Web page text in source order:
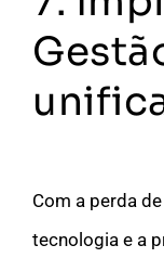
Com a perda
tecnologia e a